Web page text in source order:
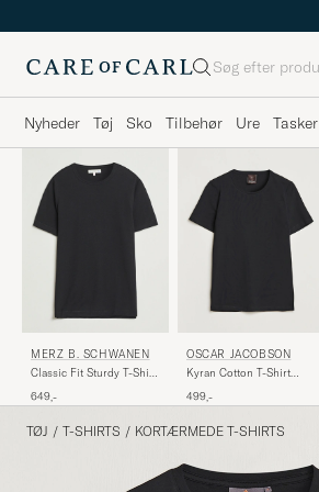
Søg
Nyheder Tøj Sko Tilbehør Ure Tasker
MERZ B. SCHWANEN
Classic Fit Sturdy T-Shirt
649,-
OSCAR JACOBSON
Kyran Cotton T-Shirt
499,-
TØJ / T-SHIRTS / KORTÆRMEDE T-SHIRTS